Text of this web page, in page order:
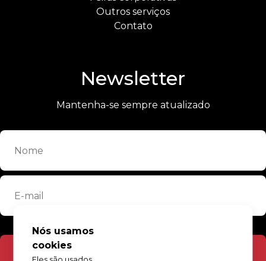
Outros serviços
Contato
Newsletter
Mantenha-se sempre atualizado
Nós usamos
cookies